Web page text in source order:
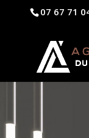
07 67 71